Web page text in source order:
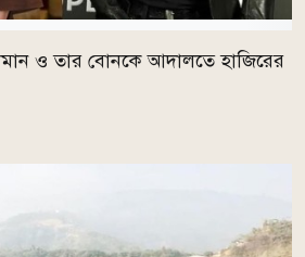
ও তার বোনকে আদালতে হাজিরের